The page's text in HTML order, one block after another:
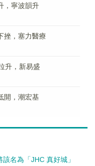
，寧波韻升
挫，塞力醫療
升，新易盛
開，潮宏基
該名為「JHC 真好城」